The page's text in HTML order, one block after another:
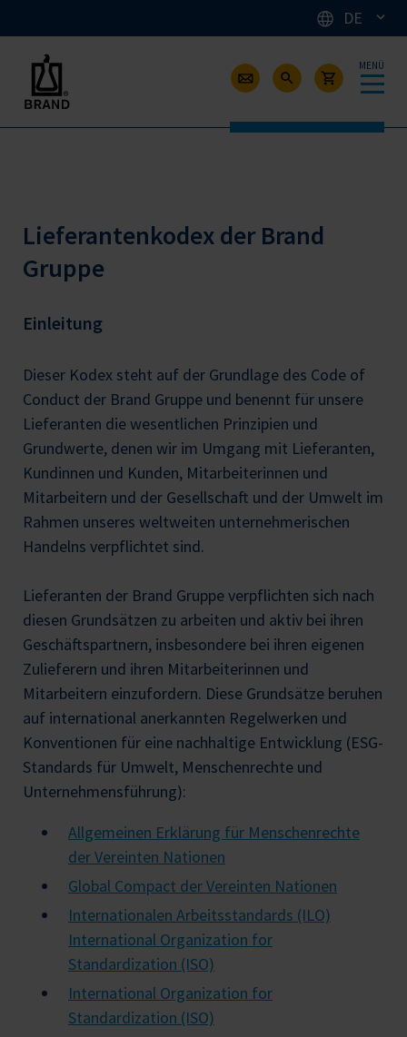
DE
MENÜ
Lieferantenkodex der Brand
Gruppe
Einleitung
Dieser Kodex steht auf der Grundlage des Code of
Conduct der Brand Gruppe und benennt für unsere
Lieferanten die wesentlichen Prinzipien und
Grundwerte, denen wir im Umgang mit Lieferanten,
Kundinnen und Kunden, Mitarbeiterinnen und
Mitarbeitern und der Gesellschaft und der Umwelt im
Rahmen unseres weltweiten unternehmerischen
Handelns verpflichtet sind.
Lieferanten der Brand Gruppe verpflichten sich nach
diesen Grundsätzen zu arbeiten und aktiv bei ihren
Geschäftspartnern, insbesondere bei ihren eigenen
Zulieferern und ihren Mitarbeiterinnen und
Mitarbeitern einzufordern. Diese Grundsätze beruhen
auf international anerkannten Regelwerken und
Konventionen für eine nachhaltige Entwicklung (ESG-
Standards für Umwelt, Menschenrechte und
Unternehmensführung):
Allgemeinen Erklärung für Menschenrechte
der Vereinten Nationen
Global Compact der Vereinten Nationen
Internationalen Arbeitsstandards (ILO)
International Organization for
Standardization (ISO)
International Organization for
Standardization (ISO)